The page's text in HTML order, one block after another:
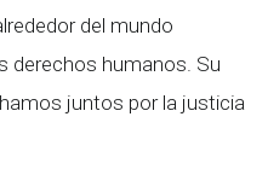
del mundo
derechos humanos. Su
juntos por la justicia